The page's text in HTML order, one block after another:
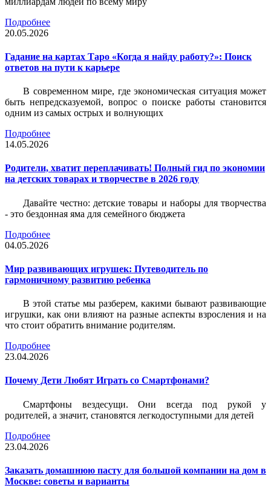
Подробнее
20.05.2026
Гадание на картах Таро «Когда я найду работу?»: Поиск
ответов на пути к карьере
В современном мире, где экономическая ситуация может
быть непредсказуемой, вопрос о поиске работы становится
одним из самых острых и волнующих
Подробнее
14.05.2026
Родители, хватит переплачивать! Полный гид по экономии
на детских товарах и творчестве в 2026 году
Давайте честно: детские товары и наборы для творчества
- это бездонная яма для семейного бюджета
Подробнее
04.05.2026
Мир развивающих игрушек: Путеводитель по
гармоничному развитию ребенка
В этой статье мы разберем, какими бывают развивающие
игрушки, как они влияют на разные аспекты взросления и на
что стоит обратить внимание родителям.
Подробнее
23.04.2026
Почему Дети Любят Играть со Смартфонами?
Смартфоны вездесущи. Они всегда под рукой у
родителей, а значит, становятся легкодоступными для детей
Подробнее
23.04.2026
Заказать домашнюю пасту для большой компании на дом в
Москве: советы и варианты